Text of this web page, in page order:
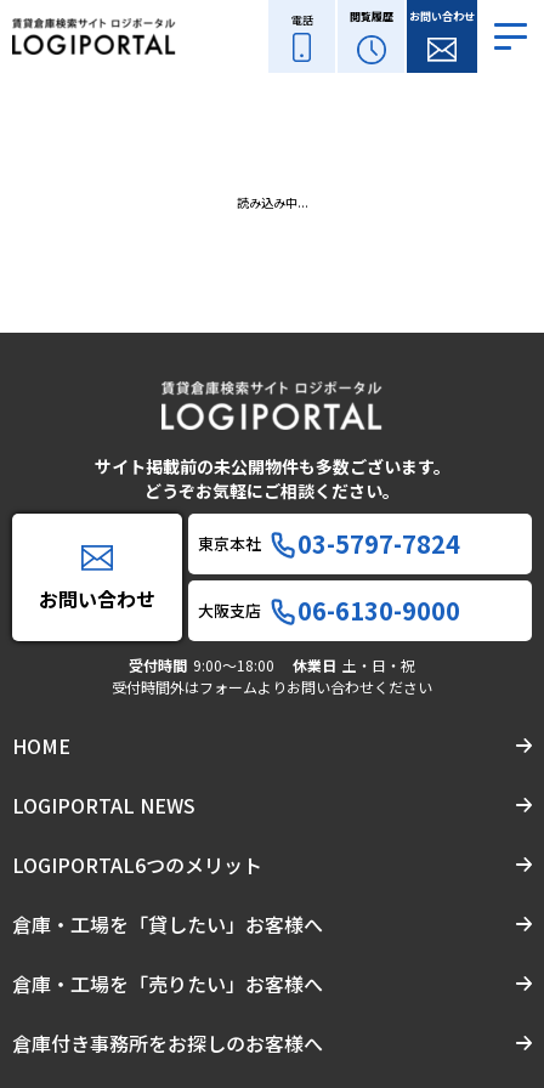
電話 閲覧履歴 お問い合わせ
読み込み中...
サイト掲載前の未公開物件も多数ございます。
どうぞお気軽にご相談ください。
お問い合わせ
東京本社 03-5797-7824
大阪支店 06-6130-9000
受付時間 9:00〜18:00 休業日 土・日・祝
受付時間外はフォームよりお問い合わせください
HOME
LOGIPORTAL NEWS
LOGIPORTAL6つのメリット
倉庫・工場を「貸したい」お客様へ
倉庫・工場を「売りたい」お客様へ
倉庫付き事務所をお探しのお客様へ